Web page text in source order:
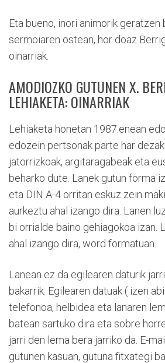
Eta bueno, inori animorik geratzen
sermoiaren ostean, hor doaz
oinarriak.
AMODIOZKO GUTUNEN X.
LEHIAKETA: OINARRIAK
Lehiaketa honetan 1987.enean
edozein pertsonak parte har
jatorrizkoak, argitaragabeak eta
beharko dute. Lanek gutun forma
eta DIN A-4 orritan eskuz zein
aurkeztu ahal izango dira. Lanen
bi orrialde baino gehiagokoa izan.
ahal izango dira, word formatuan.
Lanean ez da egilearen daturik
bakarrik. Egilearen datuak ( izen
telefonoa, helbidea eta lanaren
batean sartuko dira eta sobre
jarri den lema bera jarriko da. E-
gutunen kasuan, gutuna fitxategi